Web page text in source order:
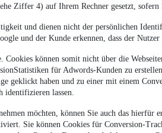
Ziffer 4) auf Ihrem Rechner gesetzt, sofern
und dienen nicht der persönlichen
und der Kunde erkennen, dass der
Cookies können somit nicht über die
für Adwords-Kunden zu
geklickt haben und zu einer mit einem
lassen.
möchten, können Sie auch das hierfür
Sie können Cookies für Conversion-